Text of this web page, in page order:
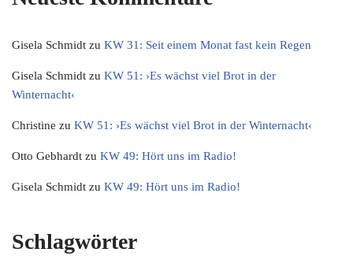
Gisela Schmidt zu KW 31: Seit einem Monat fast kein Regen
Gisela Schmidt zu KW 51: ›Es wächst viel Brot in der
Winternacht‹
Christine zu KW 51: ›Es wächst viel Brot in der Winternacht‹
Otto Gebhardt zu KW 49: Hört uns im Radio!
Gisela Schmidt zu KW 49: Hört uns im Radio!
Schlagwörter